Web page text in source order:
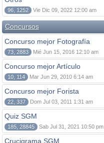
96, 1252 Vie Dic 09, 2022 12:00 am
Concursos
Concurso mejor Fotografía
73, 2883 Mié Jun 15, 2016 12:10 am
Concurso mejor Artículo
10, 114 Mar Jun 29, 2010 6:14 am
Concurso mejor Forista
22, 337 Dom Jul 03, 2011 1:31 am
Quiz SGM
185, 28845 Sab Jul 31, 2021 10:50 pm
Crucigrama SGM